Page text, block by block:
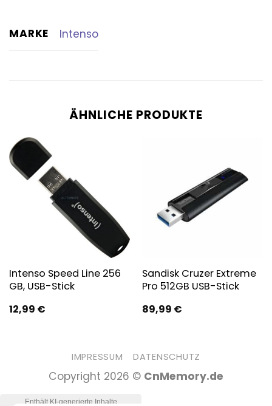
MARKE Intenso
ÄHNLICHE PRODUKTE
Intenso Speed Line 256
GB, USB-Stick
12,99 €
Sandisk Cruzer Extreme
Pro 512GB USB-Stick
89,99 €
IMPRESSUM DATENSCHUTZ
Copyright 2026 © CnMemory.de